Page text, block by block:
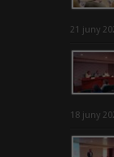
21 juny
18 juny